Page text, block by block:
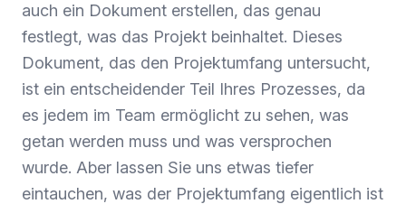
auch ein Dokument erstellen, das genau
festlegt, was das Projekt beinhaltet. Dieses
Dokument, das den Projektumfang untersucht,
ist ein entscheidender Teil Ihres Prozesses, da
es jedem im Team ermöglicht zu sehen, was
getan werden muss und was versprochen
wurde. Aber lassen Sie uns etwas tiefer
eintauchen, was der Projektumfang eigentlich ist